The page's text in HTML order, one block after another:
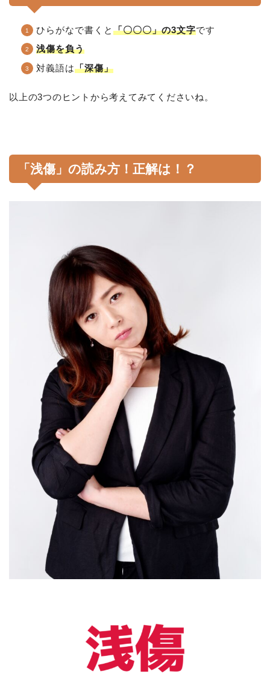
ひらがなで書くと 「〇〇〇」の3文字です
浅傷を負う
対義語は「深傷」
以上の3つのヒントから考えてみてくださいね。
「浅傷」の読み方！正解は！？